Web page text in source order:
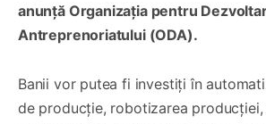
anunță Organizația pentru
Antreprenoriatului (ODA).
Banii vor putea fi investiți în
de producție, robotizarea producției,